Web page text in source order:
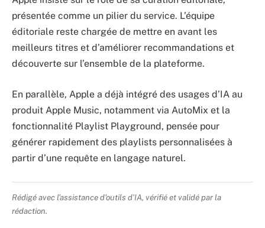
présentée comme un pilier du service. L’équipe
éditoriale reste chargée de mettre en avant les
meilleurs titres et d’améliorer recommandations et
découverte sur l’ensemble de la plateforme.
En parallèle, Apple a déjà intégré des usages d’IA au
produit Apple Music, notamment via AutoMix et la
fonctionnalité Playlist Playground, pensée pour
générer rapidement des playlists personnalisées à
partir d’une requête en langage naturel.
Rédigé avec l'assistance d'outils d'IA, vérifié et validé par la
rédaction.